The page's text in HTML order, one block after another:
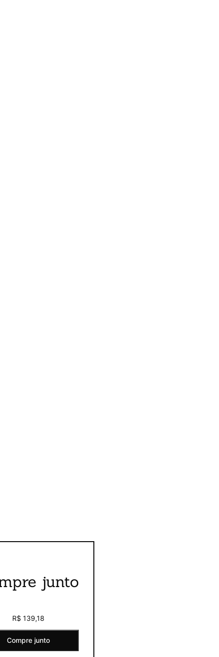
junto
R$ 139,18
Compre junto